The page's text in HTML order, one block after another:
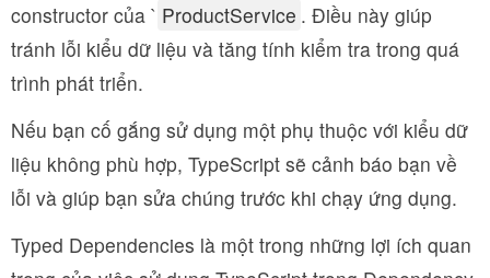
constructor của ` ProductService . Điều này giúp
tránh lỗi kiểu dữ liệu và tăng tính kiểm tra trong quá
trình phát triển.
Nếu bạn cố gắng sử dụng một phụ thuộc với kiểu dữ
liệu không phù hợp, TypeScript sẽ cảnh báo bạn về
lỗi và giúp bạn sửa chúng trước khi chạy ứng dụng.
Typed Dependencies là một trong những lợi ích quan